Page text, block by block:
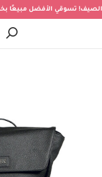
الصيف! تسوقي الأفضل مبيعًا بخصم